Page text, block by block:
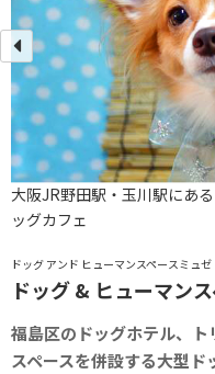
ドッグ アンド ヒューマンスペースミュゼ
ドッグ & ヒューマン
福島区のドッグホテル、
スペースを併設する大型ド
大阪JR野田駅・玉川駅にあ
ッグカフェ